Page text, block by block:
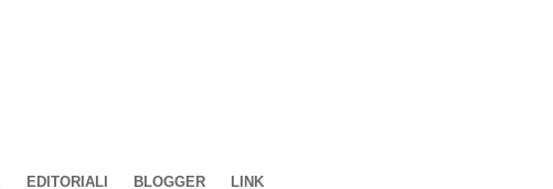
EDITORIALI BLOGGER LINK